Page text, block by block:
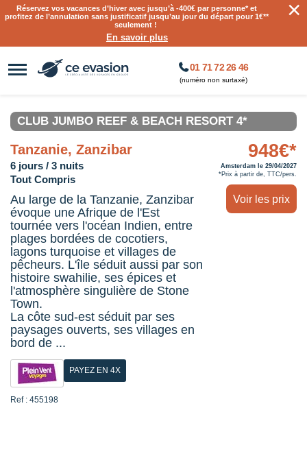
Réservez vos vacances d’hiver avec jusqu’à-400€ par personne* et
profitez de l’annulation sans justificatif jusqu’au jour du départ pour 1€**
seulement !
En savoir plus
×
01 71 72 26 46
(numéro non surtaxé)
CLUB JUMBO REEF & BEACH RESORT 4*
Tanzanie, Zanzibar
6 jours / 3 nuits
Tout Compris
Au large de la Tanzanie, Zanzibar
évoque une Afrique de l'Est
tournée vers l'océan Indien, entre
plages bordées de cocotiers,
lagons turquoise et villages de
pêcheurs. L'île séduit aussi par son
histoire swahilie, ses épices et
l'atmosphère singulière de Stone
Town.
La côte sud-est séduit par ses
paysages ouverts, ses villages en
bord de ...
PAYEZ EN 4X
Ref : 455198
948€*
Amsterdam le 29/04/2027
*Prix à partir de, TTC/pers.
Voir les prix